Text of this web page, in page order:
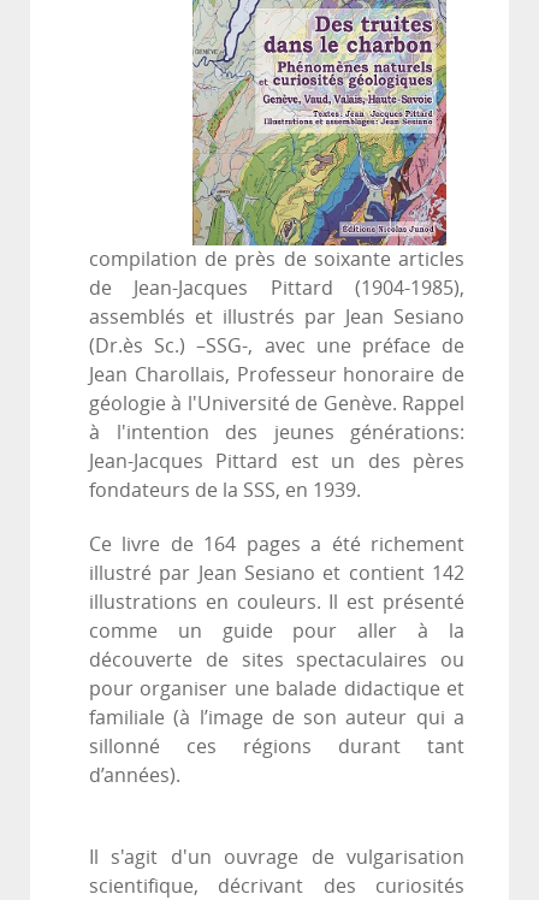
compilation de près de soixante articles
de Jean-Jacques Pittard (1904-1985),
assemblés et illustrés par Jean Sesiano
(Dr.ès Sc.) –SSG-, avec une préface de
Jean Charollais, Professeur honoraire de
géologie à l'Université de Genève. Rappel
à l'intention des jeunes générations:
Jean-Jacques Pittard est un des pères
fondateurs de la SSS, en 1939.
Ce livre de 164 pages a été richement
illustré par Jean Sesiano et contient 142
illustrations en couleurs. Il est présenté
comme un guide pour aller à la
découverte de sites spectaculaires ou
pour organiser une balade didactique et
familiale (à l’image de son auteur qui a
sillonné ces régions durant tant
d’années).
Il s'agit d'un ouvrage de vulgarisation
scientifique, décrivant des curiosités